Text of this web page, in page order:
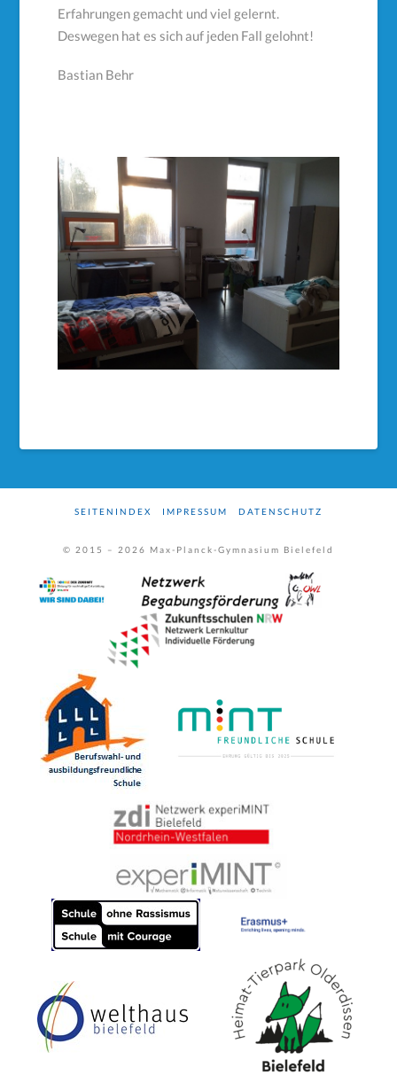
Erfahrungen gemacht und viel gelernt.
Deswegen hat es sich auf jeden Fall gelohnt!
Bastian Behr
SEITENINDEX IMPRESSUM DATENSCHUTZ
© 2015 – 2026 Max-Planck-Gymnasium Bielefeld